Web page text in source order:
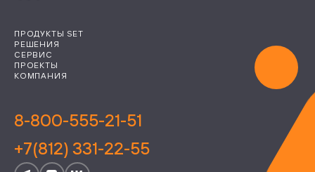
ПРОДУКТЫ SET
РЕШЕНИЯ
СЕРВИС
ПРОЕКТЫ
КОМПАНИЯ
8-800-555-21-51
+7(812) 331-22-55